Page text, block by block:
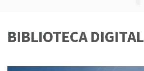
BIBLIOTECA DIGITAL